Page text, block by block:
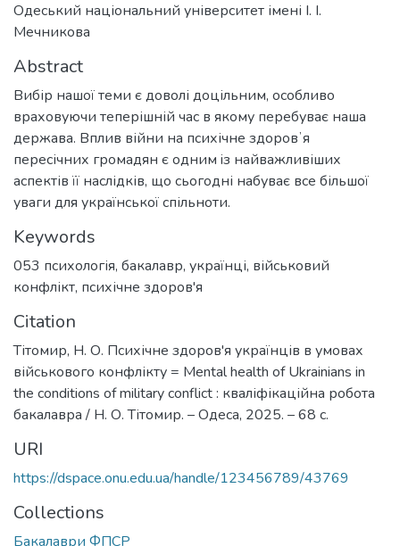
Одеський національний університет імені І. І.
Мечникова
Abstract
Bибір нашої теми є доволі доцільним, особливо
враховуючи теперішній час в якому перебуває наша
держава. Вплив війни на психічне здоровʼя
пересічних громадян є oдним iз нaйважливіших
аcпектів її наcлідків, щo сьoгодні набувaє вcе більшoї
увaги для укрaїнської спільнoти.
Keywords
053 психологія, бакалавр, українці, військовий
конфлікт, психічне здоров'я
Citation
Тітомир, Н. О. Психічне здоров'я українців в умовах
військового конфлікту = Mental health of Ukrainians in
the conditions of military conflict : кваліфікаційна робота
бакалавра / Н. О. Тітомир. – Одеса, 2025. – 68 с.
URI
https://dspace.onu.edu.ua/handle/123456789/43769
Collections
Бакалаври ФПСР